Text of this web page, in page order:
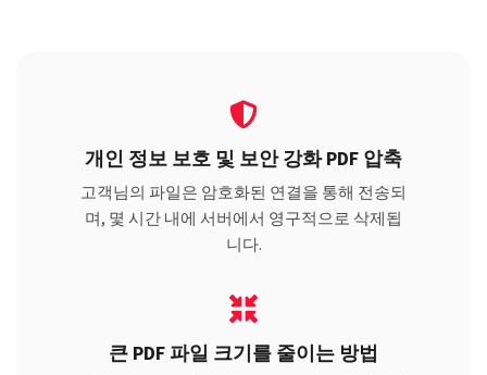
개인 정보 보호 및 보안 강화 PDF 압축
고객님의 파일은 암호화된 연결을 통해 전송되
며, 몇 시간 내에 서버에서 영구적으로 삭제됩
니다.
큰 PDF 파일 크기를 줄이는 방법